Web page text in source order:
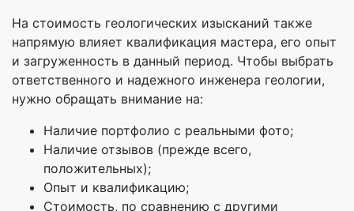
На стоимость геологических изысканий также
напрямую влияет квалификация мастера, его опыт
и загруженность в данный период. Чтобы выбрать
ответственного и надежного инженера геологии,
нужно обращать внимание на:
Наличие портфолио с реальными фото;
Наличие отзывов (прежде всего,
положительных);
Опыт и квалификацию;
Стоимость, по сравнению с другими